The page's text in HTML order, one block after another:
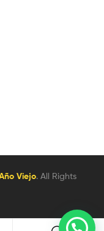
Viejo. All Rights